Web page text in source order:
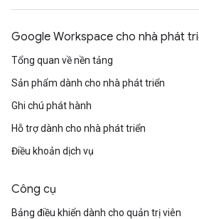
Google Workspace cho nhà phát
Tổng quan về nền tảng
Sản phẩm dành cho nhà phát triển
Ghi chú phát hành
Hỗ trợ dành cho nhà phát triển
Điều khoản dịch vụ
Công cụ
Bảng điều khiển dành cho quản trị viên